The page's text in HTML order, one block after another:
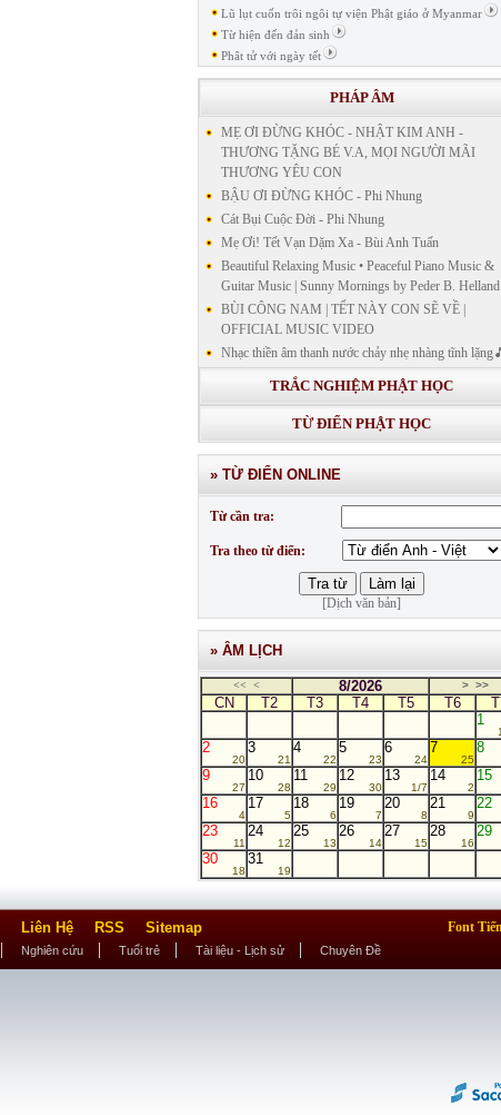
Lũ lụt cuốn trôi ngôi tự viện Phật giáo ở Myanmar
Từ hiện đến đản sinh
Phât tử với ngày tết
PHÁP ÂM
MẸ ƠI ĐỪNG KHÓC - NHẬT KIM ANH -
THƯƠNG TẶNG BÉ V.A, MỌI NGƯỜI MÃI
THƯƠNG YÊU CON
BẬU ƠI ĐỪNG KHÓC - Phi Nhung
Cát Bụi Cuộc Đời - Phi Nhung
Mẹ Ơi! Tết Vạn Dặm Xa - Bùi Anh Tuấn
Beautiful Relaxing Music • Peaceful Piano Music &
Guitar Music | Sunny Mornings by Peder B. Helland
BÙI CÔNG NAM | TẾT NÀY CON SẼ VỀ |
OFFICIAL MUSIC VIDEO
Nhạc thiền âm thanh nước chảy nhẹ nhàng tĩnh
Nhạc thiền lặng tâm
KINH BẢN NGUYỆN CÔNG ĐỨC DƯỢC SƯ
LƯU LY QUANG NHƯ LAI"
GIẢNG GIẢI KINH DƯỢC SƯ - BÀI 14/ GIẢNG
GIẢI KINH BẢN NGUYỆN CÔNG ĐỨC DƯỢC
SƯ LƯU LY QUANG NHƯ LAI
GIẢNG GIẢI KINH DƯỢC SƯ
TRẮC NGHIỆM PHẬT HỌC
TỪ ĐIỂN PHẬT HỌC
» TỪ ĐIỂN ONLINE
Từ cần tra:
Tra theo từ điển:
[Dịch văn bản]
» ÂM LỊCH
<< < 8/2026 > >>
CN T2 T3 T4 T5 T6
1
2
20
3
21
4
22
5
23
6
24
7
25
8
9
27
10
28
11
29
12
30
13
1/7
14
2
15
16
4
17
5
18
6
19
7
20
8
21
9
22
23
11
24
12
25
13
26
14
27
15
28
16
29
30
18
31
19
Liên Hệ RSS Sitemap Font
Nghiên cứu Tuổi trẻ Tài liệu - Lịch sử Chuyên Đề